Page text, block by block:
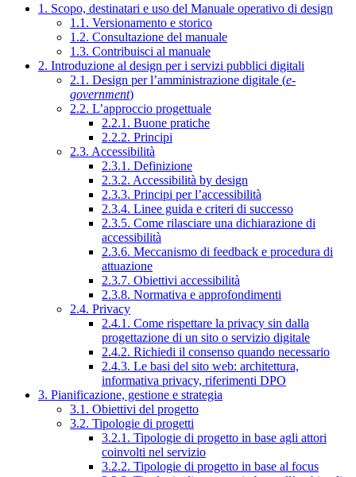
1. Scopo, destinatari e uso del Manuale operativo di design
1.1. Versionamento e storico
1.2. Consultazione del manuale
1.3. Contribuisci al manuale
2. Introduzione al design per i servizi pubblici digitali
2.1. Design per l’amministrazione digitale (e-
government)
2.2. L’approccio progettuale
2.2.1. Buone pratiche
2.2.2. Principi
2.3. Accessibilità
2.3.1. Definizione
2.3.2. Accessibilità by design
2.3.3. Principi per l’accessibilità
2.3.4. Linee guida e criteri di successo
2.3.5. Come rilasciare una dichiarazione di
accessibilità
2.3.6. Meccanismo di feedback e procedura di
attuazione
2.3.7. Obiettivi accessibilità
2.3.8. Normativa e approfondimenti
2.4. Privacy
2.4.1. Come rispettare la privacy sin dalla
progettazione di un sito o servizio digitale
2.4.2. Richiedi il consenso quando necessario
2.4.3. Le basi del sito web: architettura,
informativa privacy, riferimenti DPO
3. Pianificazione, gestione e strategia
3.1. Obiettivi del progetto
3.2. Tipologie di progetti
3.2.1. Tipologie di progetto in base agli attori
coinvolti nel servizio
3.2.2. Tipologie di progetto in base al focus